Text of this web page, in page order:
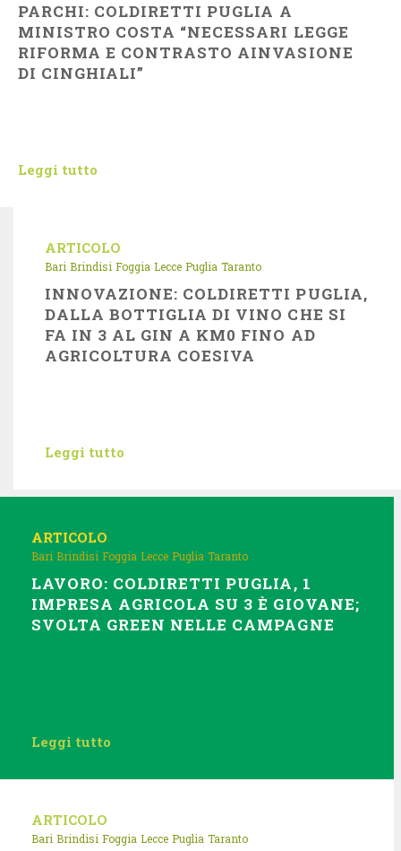
PARCHI: COLDIRETTI PUGLIA A
MINISTRO COSTA “NECESSARI LEGGE
RIFORMA E CONTRASTO AINVASIONE
DI CINGHIALI”
Leggi tutto
ARTICOLO
Bari Brindisi Foggia Lecce Puglia Taranto
INNOVAZIONE: COLDIRETTI PUGLIA,
DALLA BOTTIGLIA DI VINO CHE SI
FA IN 3 AL GIN A KM0 FINO AD
AGRICOLTURA COESIVA
Leggi tutto
ARTICOLO
Bari Brindisi Foggia Lecce Puglia Taranto
LAVORO: COLDIRETTI PUGLIA, 1
IMPRESA AGRICOLA SU 3 È GIOVANE;
SVOLTA GREEN NELLE CAMPAGNE
Leggi tutto
ARTICOLO
Bari Brindisi Foggia Lecce Puglia Taranto